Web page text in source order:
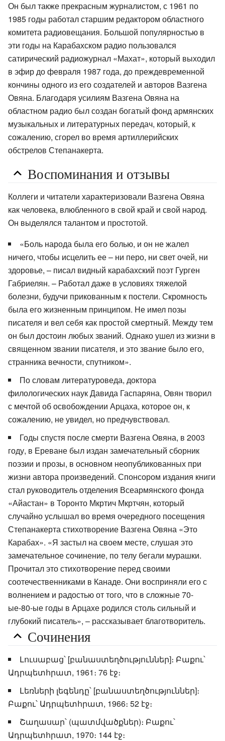
Он был также прекрасным журналистом, с 1961 по
1985 годы работал старшим редактором областного
комитета радиовещания. Большой популярностью в
эти годы на Карабахском радио пользовался
сатирический радиожурнал «Махат», который выходил
в эфир до февраля 1987 года, до преждевременной
кончины одного из его создателей и авторов Вазгена
Овяна. Благодаря усилиям Вазгена Овяна на
областном радио был создан богатый фонд армянских
музыкальных и литературных передач, который, к
сожалению, сгорел во время артиллерийских
обстрелов Степанакерта.
Воспоминания и отзывы
Коллеги и читатели характеризовали Вазгена Овяна
как человека, влюбленного в свой край и свой народ.
Он выделялся талантом и простотой.
«Боль народа была его болью, и он не жалел
ничего, чтобы исцелить ее – ни перо, ни свет очей, ни
здоровье, – писал видный карабахский поэт Гурген
Габриелян. – Работал даже в условиях тяжелой
болезни, будучи прикованным к постели. Скромность
была его жизненным принципом. Не имел позы
писателя и вел себя как простой смертный. Между тем
он был достоин любых званий. Однако ушел из жизни в
священном звании писателя, и это звание было его,
странника вечности, спутником».
По словам литературоведа, доктора
филологических наук Давида Гаспаряна, Овян творил
с мечтой об освобождении Арцаха, которое он, к
сожалению, не увидел, но предчувствовал.
Годы спустя после смерти Вазгена Овяна, в 2003
году, в Ереване был издан замечательный сборник
поэзии и прозы, в основном неопубликованных при
жизни автора произведений. Спонсором издания книги
стал руководитель отделения Всеармянского фонда
«Айастан» в Торонто Мкртич Мкртчян, который
случайно услышал во время очередного посещения
Степанакерта стихотворение Вазгена Овяна «Это
Карабах». «Я застыл на своем месте, слушая это
замечательное сочинение, по телу бегали мурашки.
Прочитал это стихотворение перед своими
соотечественниками в Канаде. Они восприняли его с
волнением и радостью от того, что в сложные 70-
ые-80-ые годы в Арцахе родился столь сильный и
глубокий писатель», – рассказывает благотворитель.
Сочинения
Լուսաբաց՝ [բանաստեղծություններ]։ Բաքու՝
Ադրպետհրատ, 1961։ 76 էջ։
Լեռների լեգենդը՝ [բանաստեղծություններ]։
Բաքու՝ Ադրպետհրատ, 1966։ 52 էջ։
Շաղասար՝ (պատմվածքներ)։ Բաքու՝
Ադրպետհրատ, 1970։ 144 էջ։